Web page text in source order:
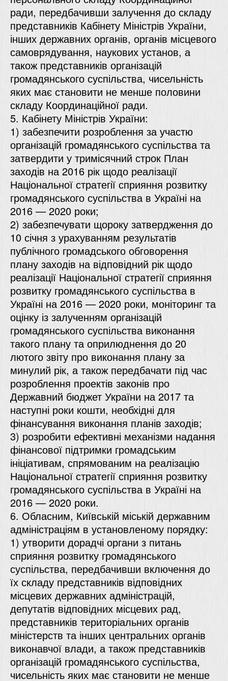
ради, передбачивши залучення до складу
представників Кабінету Міністрів України,
інших державних органів, органів місцевого
самоврядування, наукових установ, а
також представників організацій
громадянського суспільства, чисельність
яких має становити не менше половини
складу Координаційної ради.
5. Кабінету Міністрів України:
1) забезпечити розроблення за участю
організацій громадянського суспільства та
затвердити у тримісячний строк План
заходів на 2016 рік щодо реалізації
Національної стратегії сприяння розвитку
громадянського суспільства в Україні на
2016 — 2020 роки;
2) забезпечувати щороку затвердження до
10 січня з урахуванням результатів
публічного громадського обговорення
плану заходів на відповідний рік щодо
реалізації Національної стратегії сприяння
розвитку громадянського суспільства в
Україні на 2016 — 2020 роки, моніторинг та
оцінку із залученням організацій
громадянського суспільства виконання
такого плану та оприлюднення до 20
лютого звіту про виконання плану за
минулий рік, а також передбачати під час
розроблення проектів законів про
Державний бюджет України на 2017 та
наступні роки кошти, необхідні для
фінансування виконання планів заходів;
3) розробити ефективні механізми надання
фінансової підтримки громадським
ініціативам, спрямованим на реалізацію
Національної стратегії сприяння розвитку
громадянського суспільства в Україні на
2016 — 2020 роки.
6. Обласним, Київській міській державним
адміністраціям в установленому порядку:
1) утворити дорадчі органи з питань
сприяння розвитку громадянського
суспільства, передбачивши включення до
їх складу представників відповідних
місцевих державних адміністрацій,
депутатів відповідних місцевих рад,
представників територіальних органів
міністерств та інших центральних органів
виконавчої влади, а також представників
організацій громадянського суспільства,
чисельність яких має становити не менше